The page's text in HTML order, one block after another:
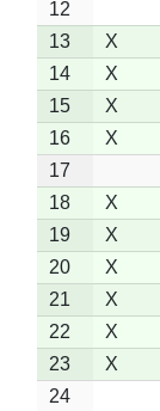
12
13
X
14
X
15
X
16
X
17
18
X
19
X
20
X
21
X
22
X
23
X
24